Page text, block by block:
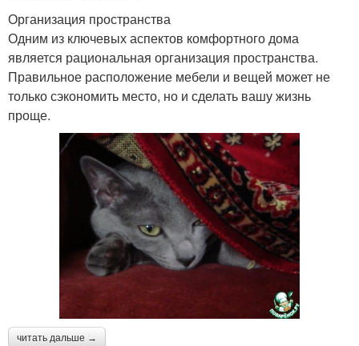
Организация пространства
Одним из ключевых аспектов комфортного дома
является рациональная организация пространства.
Правильное расположение мебели и вещей может не
только сэкономить место, но и сделать вашу жизнь
проще.
читать дальше →